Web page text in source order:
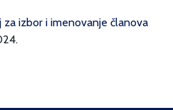
za izbor i imenovanje članova